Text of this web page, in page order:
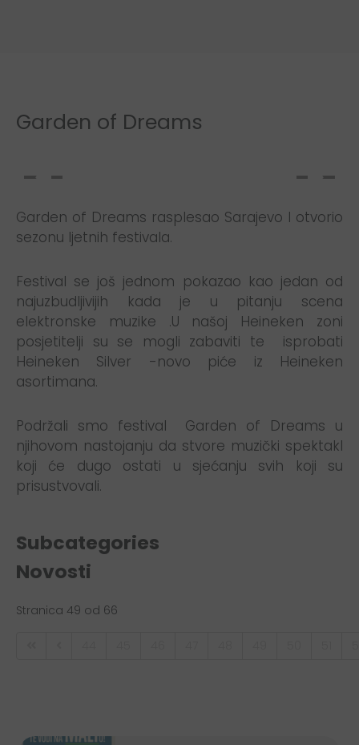
Garden of Dreams
Garden of Dreams rasplesao Sarajevo I otvorio
sezonu ljetnih festivala.
Festival se još jednom pokazao kao jedan od
najuzbudljivijih kada je u pitanju scena
elektronske muzike .U našoj Heineken zoni
posjetitelji su se mogli zabaviti te isprobati
Heineken Silver -novo piće iz Heineken
asortimana.
Podržali smo festival Garden of Dreams u
njihovom nastojanju da stvore muzički spektakl
koji će dugo ostati u sjećanju svih koji su
prisustvovali.
Subcategories
Novosti
Stranica 49 od 66